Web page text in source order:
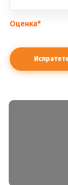
Оценка*